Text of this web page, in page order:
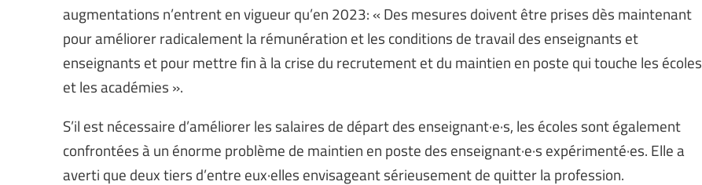
augmentations n’entrent en vigueur qu’en 2023: « Des mesures doivent être prises dès maintenant
pour améliorer radicalement la rémunération et les conditions de travail des enseignants et
enseignants et pour mettre fin à la crise du recrutement et du maintien en poste qui touche les écoles
et les académies ».
S’il est nécessaire d’améliorer les salaires de départ des enseignant·e·s, les écoles sont également
confrontées à un énorme problème de maintien en poste des enseignant·e·s expérimenté·es. Elle a
averti que deux tiers d’entre eux·elles envisageant sérieusement de quitter la profession.